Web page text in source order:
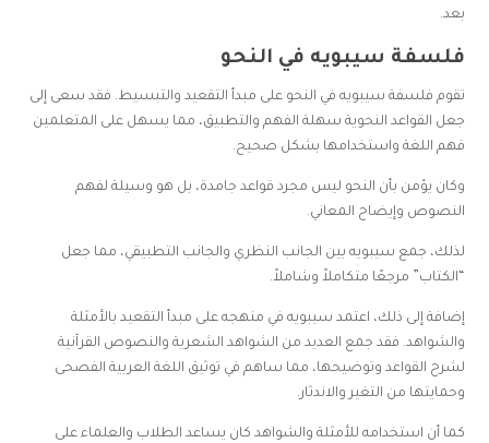
بعد.
فلسفة سيبويه في النحو
تقوم فلسفة سيبويه في النحو على مبدأ التقعيد والتبسيط. فقد سعى إلى
جعل القواعد النحوية سهلة الفهم والتطبيق، مما يسهل على المتعلمين
فهم اللغة واستخدامها بشكل صحيح.
وكان يؤمن بأن النحو ليس مجرد قواعد جامدة، بل هو وسيلة لفهم
النصوص وإيضاح المعاني.
لذلك، جمع سيبويه بين الجانب النظري والجانب التطبيقي، مما جعل
“الكتاب” مرجعًا متكاملاً وشاملاً.
إضافة إلى ذلك، اعتمد سيبويه في منهجه على مبدأ التقعيد بالأمثلة
والشواهد. فقد جمع العديد من الشواهد الشعرية والنصوص القرآنية
لشرح القواعد وتوضيحها، مما ساهم في توثيق اللغة العربية الفصحى
وحمايتها من التغير والاندثار.
كما أن استخدامه للأمثلة والشواهد كان يساعد الطلاب والعلماء على